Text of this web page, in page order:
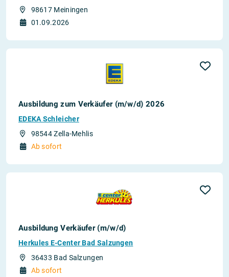
98617 Meiningen
01.09.2026
Ausbildung zum Verkäufer (m/w/d) 2026
EDEKA Schleicher
98544 Zella-Mehlis
Ab sofort
Ausbildung Verkäufer (m/w/d)
Herkules E-Center Bad Salzungen
36433 Bad Salzungen
Ab sofort